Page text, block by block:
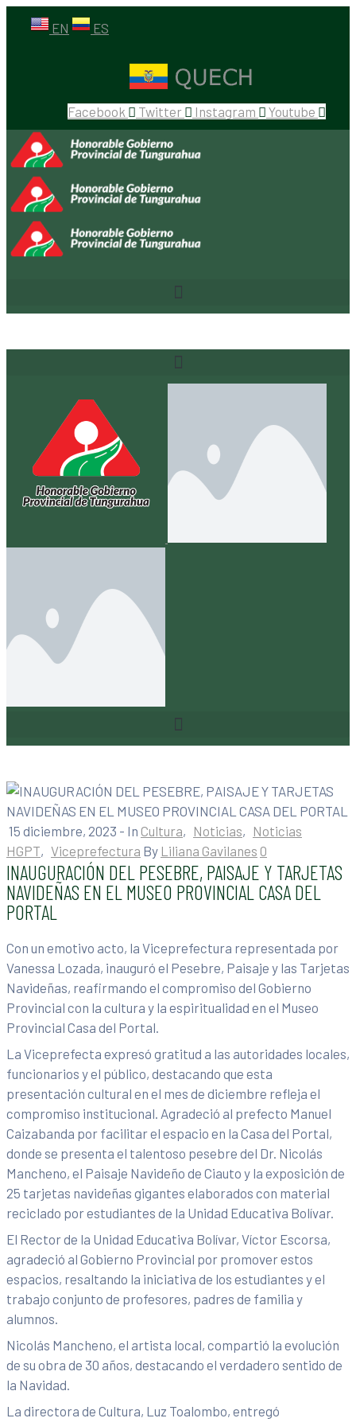
EN ES
Facebook Twitter Instagram Youtube
15 diciembre, 2023 - In Cultura‚ Noticias‚ Noticias
HGPT‚ Viceprefectura By Liliana Gavilanes 0
INAUGURACIÓN DEL PESEBRE, PAISAJE Y TARJETAS
NAVIDEÑAS EN EL MUSEO PROVINCIAL CASA DEL
PORTAL
Con un emotivo acto, la Viceprefectura representada por
Vanessa Lozada, inauguró el Pesebre, Paisaje y las Tarjetas
Navideñas, reafirmando el compromiso del Gobierno
Provincial con la cultura y la espiritualidad en el Museo
Provincial Casa del Portal.
La Viceprefecta expresó gratitud a las autoridades locales,
funcionarios y el público, destacando que esta
presentación cultural en el mes de diciembre refleja el
compromiso institucional. Agradeció al prefecto Manuel
Caizabanda por facilitar el espacio en la Casa del Portal,
donde se presenta el talentoso pesebre del Dr. Nicolás
Mancheno, el Paisaje Navideño de Ciauto y la exposición de
25 tarjetas navideñas gigantes elaborados con material
reciclado por estudiantes de la Unidad Educativa Bolívar.
El Rector de la Unidad Educativa Bolívar, Víctor Escorsa,
agradeció al Gobierno Provincial por promover estos
espacios, resaltando la iniciativa de los estudiantes y el
trabajo conjunto de profesores, padres de familia y
alumnos.
Nicolás Mancheno, el artista local, compartió la evolución
de su obra de 30 años, destacando el verdadero sentido de
la Navidad.
La directora de Cultura, Luz Toalombo, entregó